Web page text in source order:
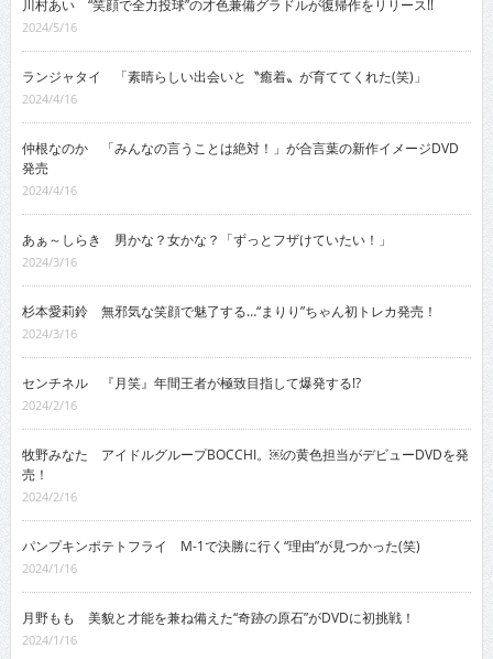
川村あい “笑顔で全力投球”の才色兼備グラドルが復帰作をリリース!!
2024/5/16
ランジャタイ 「素晴らしい出会いと〝癒着〟が育ててくれた(笑)」
2024/4/16
仲根なのか 「みんなの言うことは絶対！」が合言葉の新作イメージDVD
発売
2024/4/16
あぁ～しらき 男かな？女かな？「ずっとフザけていたい！」
2024/3/16
杉本愛莉鈴 無邪気な笑顔で魅了する…“まりり”ちゃん初トレカ発売！
2024/3/16
センチネル 『月笑』年間王者が極致目指して爆発する!?
2024/2/16
牧野みなた アイドルグループBOCCHI。￼の黄色担当がデビューDVDを発
売！
2024/2/16
パンプキンポテトフライ M-1で決勝に行く“理由”が見つかった(笑)
2024/1/16
月野もも 美貌と才能を兼ね備えた“奇跡の原石”がDVDに初挑戦！
2024/1/16